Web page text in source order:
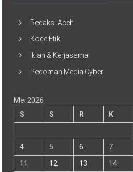
Redaksi Aceh
Kode Etik
Iklan & Kerjasama
Pedoman Media Cyber
Mei 2026
S
S R K
4
5 6 7
11
12 13 14